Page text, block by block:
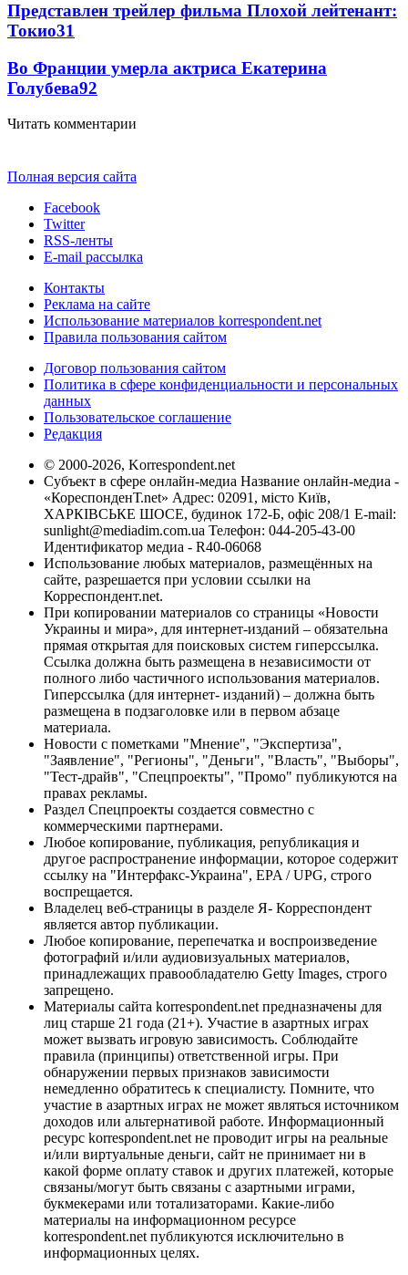
Представлен трейлер фильма Плохой лейтенант:
Токио31
Во Франции умерла актриса Екатерина
Голубева92
Читать комментарии
Полная версия сайта
Facebook
Twitter
RSS-ленты
E-mail рассылка
Контакты
Реклама на сайте
Использование материалов korrespondent.net
Правила пользования сайтом
Договор пользования сайтом
Политика в сфере конфиденциальности и персональных
данных
Пользовательское соглашение
Редакция
© 2000-2026, Korrespondent.net
Субъект в сфере онлайн-медиа Название онлайн-медиа -
«КореспонденТ.net» Адрес: 02091, місто Київ,
ХАРКІВСЬКЕ ШОСЕ, будинок 172-Б, офіс 208/1 E-mail:
sunlight@mediadim.com.ua Телефон: 044-205-43-00
Идентификатор медиа - R40-06068
Использование любых материалов, размещённых на
сайте, разрешается при условии ссылки на
Корреспондент.net.
При копировании материалов со страницы «Новости
Украины и мира», для интернет-изданий – обязательна
прямая открытая для поисковых систем гиперссылка.
Ссылка должна быть размещена в независимости от
полного либо частичного использования материалов.
Гиперссылка (для интернет- изданий) – должна быть
размещена в подзаголовке или в первом абзаце
материала.
Новости с пометками "Мнение", "Экспертиза",
"Заявление", "Регионы", "Деньги", "Власть", "Выборы",
"Тест-драйв", "Спецпроекты", "Промо" публикуются на
правах рекламы.
Раздел Спецпроекты создается совместно с
коммерческими партнерами.
Любое копирование, публикация, републикация и
другое распространение информации, которое содержит
ссылку на "Интерфакс-Украина", EPA / UPG, строго
воспрещается.
Владелец веб-страницы в разделе Я- Корреспондент
является автор публикации.
Любое копирование, перепечатка и воспроизведение
фотографий и/или аудиовизуальных материалов,
принадлежащих правообладателю Getty Images, строго
запрещено.
Материалы сайта korrespondent.net предназначены для
лиц старше 21 года (21+). Участие в азартных играх
может вызвать игровую зависимость. Соблюдайте
правила (принципы) ответственной игры. При
обнаружении первых признаков зависимости
немедленно обратитесь к специалисту. Помните, что
участие в азартных играх не может являться источником
доходов или альтернативой работе. Информационный
ресурс korrespondent.net не проводит игры на реальные
и/или виртуальные деньги, сайт не принимает ни в
какой форме оплату ставок и других платежей, которые
связаны/могут быть связаны с азартными играми,
букмекерами или тотализаторами. Какие-либо
материалы на информационном ресурсе
korrespondent.net публикуются исключительно в
информационных целях.